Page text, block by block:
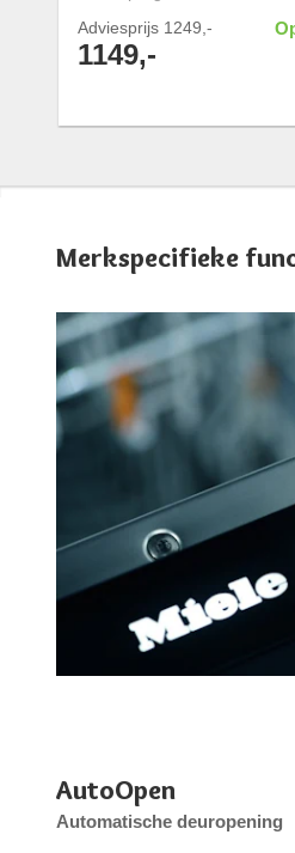
Adviesprijs 1249,-
1149,-
Merkspecifieke
AutoOpen
Automatische deuropening